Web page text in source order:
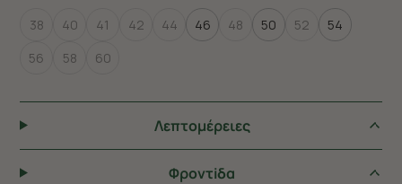
38 40 41 42 44 46 48 50 52
54
56
58 60
Λεπτομέρειες
Φροντiδα